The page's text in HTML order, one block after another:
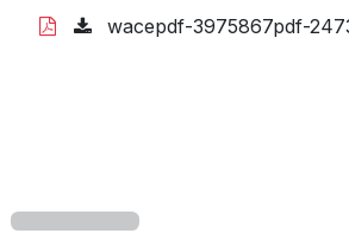
wacepdf-3975867pdf-